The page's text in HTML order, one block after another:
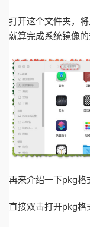
打开这个文件夹，
就算完成系统镜像的
再来介绍一下pkg格
直接双击打开pkg格